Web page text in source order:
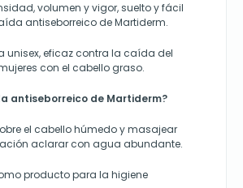
volumen y vigor, suelto y fácil
antiseborreico de Martiderm.
eficaz contra la caída del
con el cabello graso.
antiseborreico de Martiderm?
el cabello húmedo y masajear
aclarar con agua abundante.
producto para la higiene